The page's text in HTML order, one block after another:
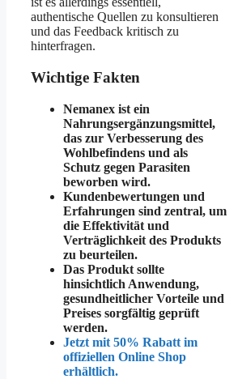
authentische Quellen zu konsultieren
und das Feedback kritisch zu
hinterfragen.
Wichtige Fakten
Nemanex ist ein
Nahrungsergänzungsmittel,
das zur Verbesserung des
Wohlbefindens und als
Schutz gegen Parasiten
beworben wird.
Kundenbewertungen und
Erfahrungen sind zentral, um
die Effektivität und
Verträglichkeit des Produkts
zu beurteilen.
Das Produkt sollte
hinsichtlich Anwendung,
gesundheitlicher Vorteile und
Preises sorgfältig geprüft
werden.
Jetzt mit 50% Rabatt im
offiziellen Online Shop
erhältlich.